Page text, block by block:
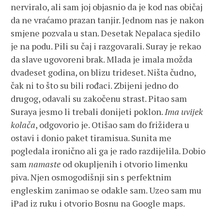
nerviralo, ali sam joj objasnio da je kod nas običaj
da ne vraćamo prazan tanjir. Jednom nas je nakon
smjene pozvala u stan. Desetak Nepalaca sjedilo
je na podu. Pili su čaj i razgovarali. Suray je rekao
da slave ugovoreni brak. Mlada je imala možda
dvadeset godina, on blizu trideset. Ništa čudno,
čak ni to što su bili rođaci. Zbijeni jedno do
drugog, odavali su zakočenu strast. Pitao sam
Suraya jesmo li trebali donijeti poklon.Ima uvijek
kolača, odgovorio je. Otišao sam do frižidera u
ostavi i donio paket tiramisua. Sunita me
pogledala ironično ali ga je rado razdijelila. Dobio
sam namaste od okupljenih i otvorio limenku
piva. Njen osmogodišnji sin s perfektnim
engleskim zanimao se odakle sam. Uzeo sam mu
iPad iz ruku i otvorio Bosnu na Google maps.